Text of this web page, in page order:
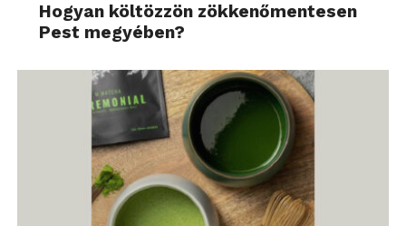
Hogyan költözzön zökkenőmentesen
Pest megyében?